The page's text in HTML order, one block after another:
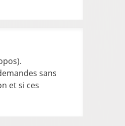
sans
et si ces